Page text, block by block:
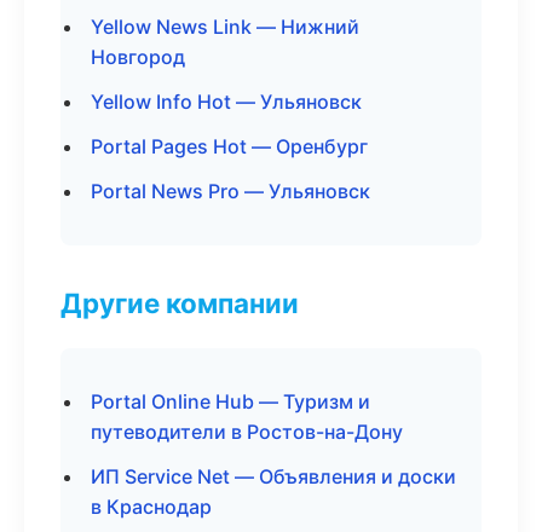
Yellow News Link — Нижний
Новгород
Yellow Info Hot — Ульяновск
Portal Pages Hot — Оренбург
Portal News Pro — Ульяновск
Другие компании
Portal Online Hub — Туризм и
путеводители в Ростов-на-Дону
ИП Service Net — Объявления и доски
в Краснодар